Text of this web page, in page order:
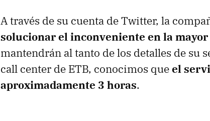
A través de su cuenta de Twitter, la
solucionar el inconveniente en la
mantendrán al tanto de los detalles de su
call center de ETB, conocimos queel
aproximadamente 3 horas.